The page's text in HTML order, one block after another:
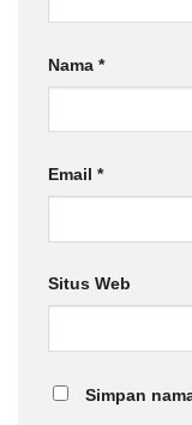
Nama *
Email *
Situs Web
Simpan